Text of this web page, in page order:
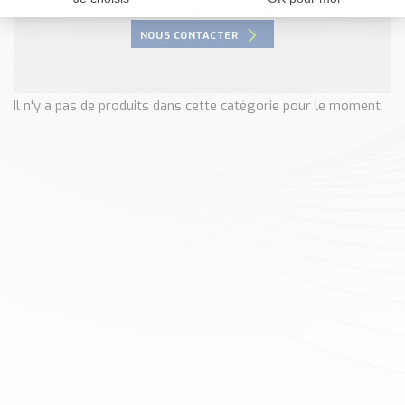
Nos Réalisations
Conseils et Actualités
Contact & Devis
NOUS CONTACTER
Il n'y a pas de produits dans cette catégorie pour le moment